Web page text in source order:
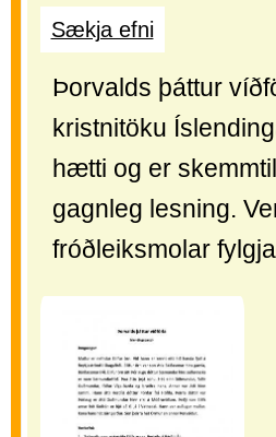
Sækja efni
Þorvalds þáttur
kristnitöku
hætti og er
gagnleg lesning.
fróðleiksmolar